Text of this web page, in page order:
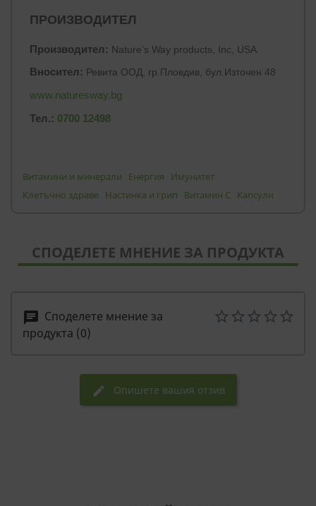
ПРОИЗВОДИТЕЛ
Производител: Nature’s Way products, Inc, USA.
Вносител: Ревита ООД, гр.Пловдив, бул.Източен 48
www.naturesway.bg
Тел.: 0700 12498
Витамини и минерали Енергия
Имунитет
Клетъчно здраве Настинка и грип Витамин C Капсули
СПОДЕЛЕТЕ МНЕНИЕ ЗА ПРОДУКТА
chat Споделете мнение за
продукта (0)
edit Опишете вашия отзив
ФУНКЦИОНАЛНИ
НЕКЛАСИФИЦИРАНИ